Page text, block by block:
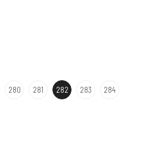
280 281 282 283 284